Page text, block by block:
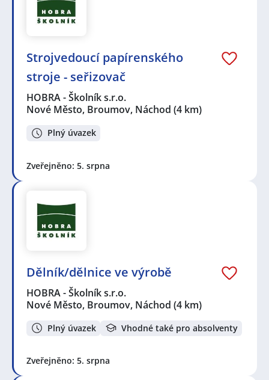
Strojvedoucí papírenského
stroje - seřizovač
HOBRA - Školník s.r.o.
Nové Město, Broumov, Náchod (4 km)
Plný úvazek
Zveřejněno: 5. srpna
Dělník/dělnice ve výrobě
HOBRA - Školník s.r.o.
Nové Město, Broumov, Náchod (4 km)
Plný úvazek Vhodné také pro absolventy
Zveřejněno: 5. srpna